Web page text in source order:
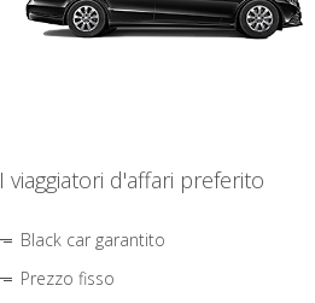
I viaggiatori d'affari preferito
Black car garantito
Prezzo fisso